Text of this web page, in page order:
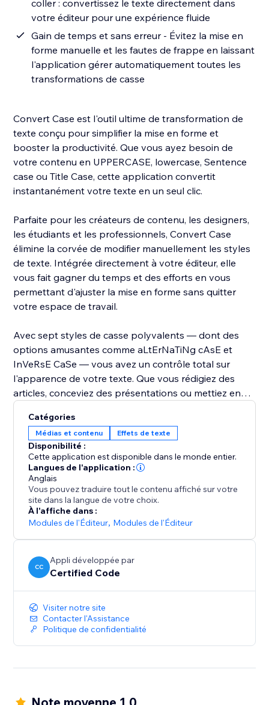
coller : convertissez le texte directement dans
votre éditeur pour une expérience fluide
Gain de temps et sans erreur - Évitez la mise en
forme manuelle et les fautes de frappe en laissant
l'application gérer automatiquement toutes les
transformations de casse
Convert Case est l'outil ultime de transformation de
texte conçu pour simplifier la mise en forme et
booster la productivité. Que vous ayez besoin de
votre contenu en UPPERCASE, lowercase, Sentence
case ou Title Case, cette application convertit
instantanément votre texte en un seul clic.
Parfaite pour les créateurs de contenu, les designers,
les étudiants et les professionnels, Convert Case
élimine la corvée de modifier manuellement les styles
de texte. Intégrée directement à votre éditeur, elle
vous fait gagner du temps et des efforts en vous
permettant d'ajuster la mise en forme sans quitter
votre espace de travail.
Avec sept styles de casse polyvalents — dont des
options amusantes comme aLtErNaTiNg cAsE et
InVeRsE CaSe — vous avez un contrôle total sur
l'apparence de votre texte. Que vous rédigiez des
articles, conceviez des présentations ou mettiez en
simple et sans erreur.
Faites passer votre édition de texte au niveau
supérieur — ajoutez Convert Case dès aujourd'hui et
profitez d'une conversion de casse instantanée et
fluide.
Catégories
Médias et contenu Effets de texte
Disponibilité :
Cette application est disponible dans le monde entier.
Langues de l'application :
Anglais
Vous pouvez traduire tout le contenu affiché sur votre
site dans la langue de votre choix.
À l'affiche dans :
Modules de l'Éditeur, Modules de l'Éditeur
CC
Appli développée par
Certified Code
Visiter notre site
Contacter l'Assistance
Politique de confidentialité